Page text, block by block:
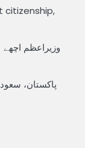
citizenship,
وزیراعظم اچھے
پاکستان،